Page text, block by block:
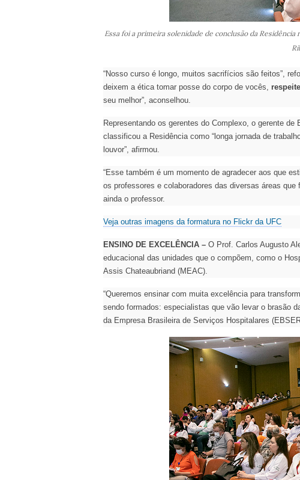
Essa foi a primeira solenidade de conclusão da
“Nosso curso é longo, muitos sacrifícios são feitos”,
deixem a ética tomar posse do corpo de vocês,
seu melhor”, aconselhou.
Representando os gerentes do Complexo, o gerente
classificou a Residência como “longa jornada de
louvor”, afirmou.
“Esse também é um momento de agradecer aos que
os professores e colaboradores das diversas áreas
ainda o professor.
Veja outras imagens da formatura no Flickr da UFC
ENSINO DE EXCELÊNCIA – O Prof. Carlos Augusto
educacional das unidades que o compõem, como o
Assis Chateaubriand (MEAC).
“Queremos ensinar com muita excelência para
sendo formados: especialistas que vão levar o brasão
da Empresa Brasileira de Serviços Hospitalares